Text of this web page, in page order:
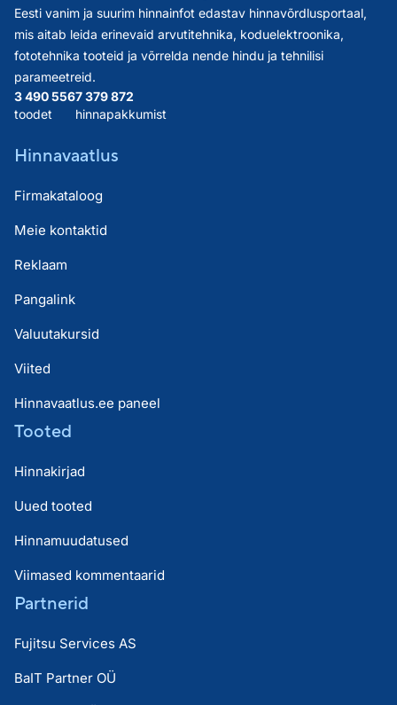
Eesti vanim ja suurim hinnainfot edastav hinnavõrdlusportaal,
mis aitab leida erinevaid arvutitehnika, koduelektroonika,
fototehnika tooteid ja võrrelda nende hindu ja tehnilisi
parameetreid.
3 490 556
toodet
7 379 872
hinnapakkumist
Hinnavaatlus
Firmakataloog
Meie kontaktid
Reklaam
Pangalink
Valuutakursid
Viited
Hinnavaatlus.ee paneel
Tooted
Hinnakirjad
Uued tooted
Hinnamuudatused
Viimased kommentaarid
Partnerid
Fujitsu Services AS
BaIT Partner OÜ